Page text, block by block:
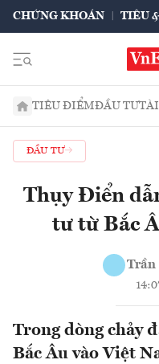
CHỨNG KHOÁN TIÊU
TIÊU ĐIỂMĐẦU TƯ
ĐẦU TƯ
Thụy Điển
tư từ Bắc
Trần
Trong dòng chảy
Bắc Âu vào Việt